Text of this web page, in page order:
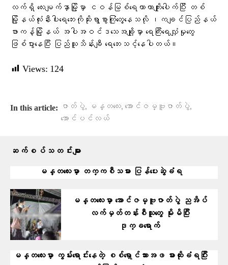
လက်ရှိ လေးမျက်နှာမြို့မှာ ငဝန်မြစ်ရေကာတာကျိုးပေါက်ပြီး တစ်
မြို့နယ်လုံးနီးပါးရေဘေးကိုဆိုးရွာစွာကြုံတွေ့နေသလို ၊ကချင်ပြည်နယ်
ဖားကန့်မြို့နယ် အပါအဝင်ဒသေအချို့မှာ ရေကြီးရေလျှံမှုတွေ
ဖြစ်ပွားနေပြီး ပြည်သူသိန်းချီ ရေဘေးသင့်နေပါတယ်။
Views: 124
In this article: ဇာတ်ပွဲ, မန္တလေး, အောင်ဇမ္ဗူဇာတ်ပွဲ,
အောင်ပင်လယ်
ဆက်စပ်သတင်းများ
မန္တလေးမှာ တက္ကစီသမား ပြန်ပေးဆွဲခံရ
မန္တလေးမှာ အောင်ဇမ္ဗူဇာတ်ပွဲ ညအိပ်
လက်မှတ်တန်းစီသူတွေ မိုးမိပြီး
ဒုက္ခရောက်
မန္တလေးမှာ ကွမ်းရောင်းနေတဲ့ စစ်ရှောင်သားအဖ ဓားထိုးခံရပြီး